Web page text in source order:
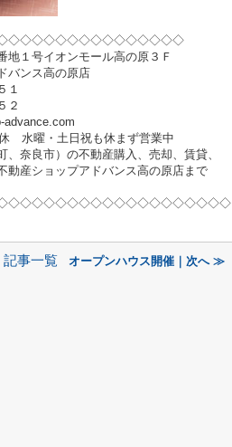
地１号イオンモール高の原３Ｆ
バンス高の原店
１
２
advance.com
水曜・土日祝も休まず営業中
奈良市）の不動産購入、売却、賃貸、
動産ショップアドバンス高の原店まで
記事一覧 オープンハウス開催｜次へ ≫